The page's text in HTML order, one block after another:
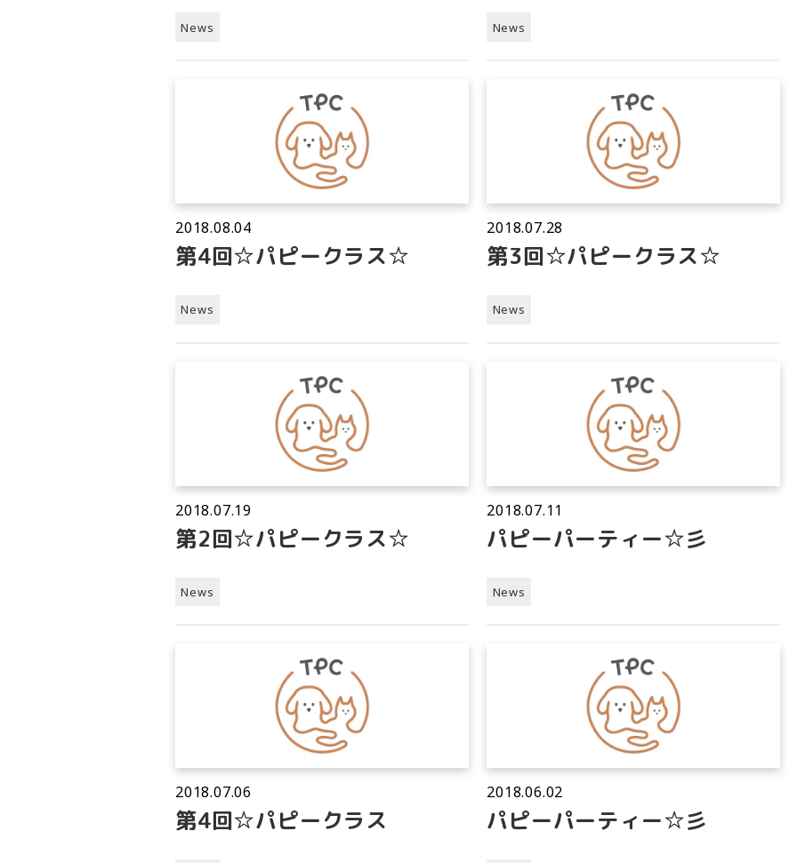
News News
2018.08.04
第4回☆パピークラス☆
News
2018.07.28
第3回☆パピークラス☆
News
2018.07.19
第2回☆パピークラス☆
News
2018.07.11
パピーパーティー☆彡
News
2018.07.06
第4回☆パピークラス
2018.06.02
パピーパーティー☆彡